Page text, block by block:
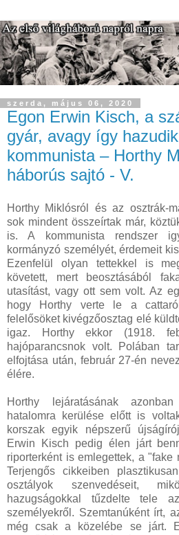
szerda, május 06, 2020
Egon Erwin Kisch, a
gyár, avagy így
kommunista – Horthy
háborús sajtó - V.
Horthy Miklósról és az osztrák-
sok mindent összeírtak már,
is. A kommunista rendszer
kormányzó személyét, érdemeit
Ezenfelül olyan tettekkel is
követett, mert beosztásából
utasítást, vagy ott sem volt. Az
hogy Horthy verte le a
felelősöket kivégzőosztag elé
igaz. Horthy ekkor (1918.
hajóparancsnok volt. Polában
elfojtása után, február 27-én
élére.
Horthy lejáratásának
hatalomra kerülése előtt is
korszak egyik népszerű
Erwin Kisch pedig élen járt
riporterként is emlegettek, a "fake
Terjengős cikkeiben
osztályok szenvedéseit,
hazugságokkal tűzdelte tele
személyekről. Szemtanúként írt,
még csak a közelébe se járt.